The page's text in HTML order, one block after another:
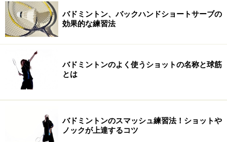
バドミントンはマイナーなスポーツ
これもよく耳にする勘違いですね。はっきり言っておき
ましょう、バドミントンはメジャーなスポーツです。
1992年のバルセロナ五輪より正式競技種目として採用さ
れています。これは世界の人々がバドミントンを楽しん
でいるということです。
バドミントン、バックハンドショートサーブの
効果的な練習法
バドミントンのよく使うショットの名称と球筋
とは
バドミントンのスマッシュ練習法！ショットや
ノックが上達するコツ